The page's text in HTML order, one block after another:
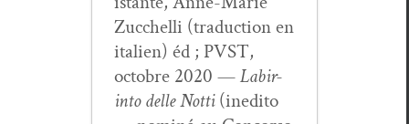
Zuc­chel­li (tra­duc­tion en
ital­ien) éd ; PVST,
octo­bre 2020 —Labir­
in­to delle Not­ti(ined­i­to